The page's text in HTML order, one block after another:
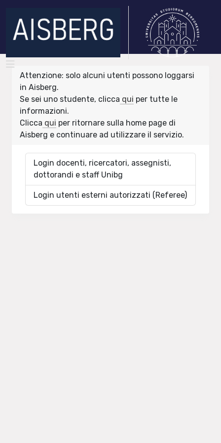
Attenzione: solo alcuni utenti possono loggarsi
in Aisberg.
Se sei uno studente, clicca qui per tutte le
informazioni.
Clicca qui per ritornare sulla home page di
Aisberg e continuare ad utilizzare il servizio.
Login docenti, ricercatori, assegnisti,
dottorandi e staff Unibg
Login utenti esterni autorizzati (Referee)